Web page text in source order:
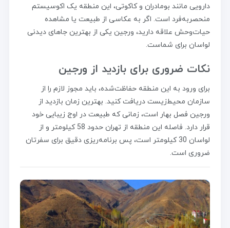
دارویی مانند بومادران و کاکوتی، این منطقه یک اکوسیستم
منحصربه‌فرد است. اگر به عکاسی از طبیعت یا مشاهده
حیات‌وحش علاقه دارید، ورجین یکی از بهترین جاهای دیدنی
لواسان برای شماست.
نکات ضروری برای بازدید از ورجین
برای ورود به این منطقه حفاظت‌شده، باید مجوز لازم را از
سازمان محیط‌زیست دریافت کنید. بهترین زمان بازدید از
ورجین فصل بهار است، زمانی که طبیعت در اوج زیبایی خود
قرار دارد. فاصله این منطقه از تهران حدود 58 کیلومتر و از
لواسان 30 کیلومتر است، پس برنامه‌ریزی دقیق برای سفرتان
ضروری است.